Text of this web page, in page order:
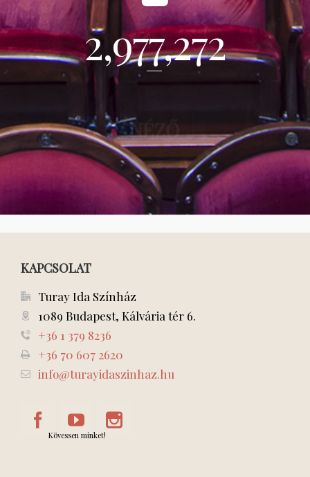
2,977,272
NÉZŐ
KAPCSOLAT
Turay Ida Színház
1089 Budapest, Kálvária tér 6.
+36 1 379 8236
+36 70 607 2620
info@turayidaszinhaz.hu
Kövessen minket!